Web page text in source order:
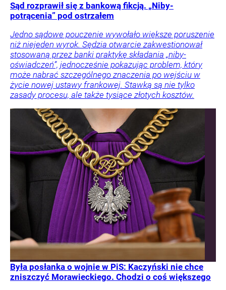
Sąd rozprawił się z bankową fikcją. „Niby-
potrącenia” pod ostrzałem
Jedno sądowe pouczenie wywołało większe poruszenie
niż niejeden wyrok. Sędzia otwarcie zakwestionował
stosowaną przez banki praktykę składania „niby-
oświadczeń”, jednocześnie pokazując problem, który
może nabrać szczególnego znaczenia po wejściu w
życie nowej ustawy frankowej. Stawką są nie tylko
zasady procesu, ale także tysiące złotych kosztów.
Była posłanka o wojnie w PiS: Kaczyński nie chce
zniszczyć Morawieckiego. Chodzi o coś większego